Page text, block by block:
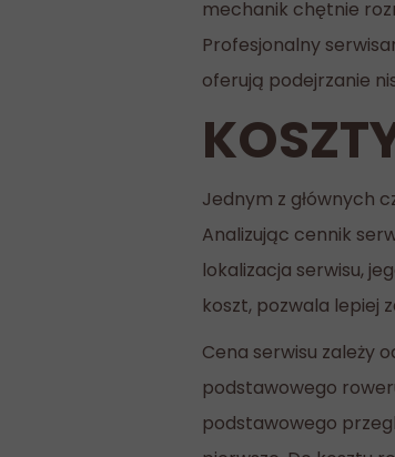
mechanik chętnie
Profesjonalny
oferują podejrzanie
Jednym z głównych
Analizując cennik
lokalizacja serwisu,
koszt, pozwala lepiej
Cena serwisu zależy
podstawowego
podstawowego